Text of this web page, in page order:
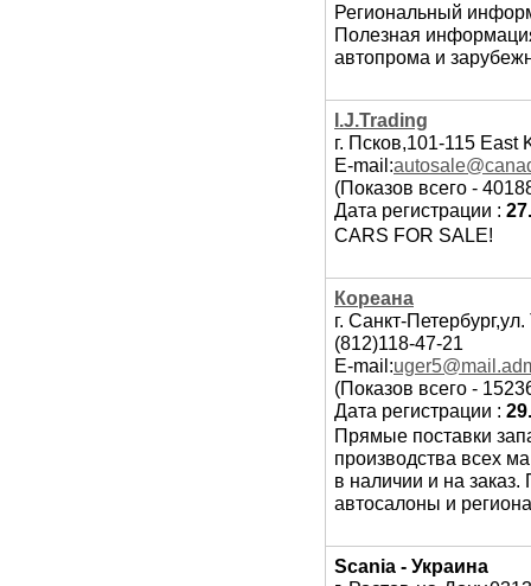
Региональный
Полезная
автопрома и
I.J.Trading
г. Псков,101-115
E-mail:
(Показов всего -
Дата регистрации :
CARS FOR SALE!
Кореана
г. Санкт-
(812)118-47-21
E-mail:
(Показов всего -
Дата регистрации :
Прямые поставки
производства всех
в наличии и на
автосалоны и
Scania - Украина